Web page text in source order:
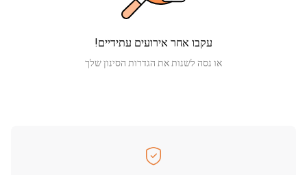
עקבו אחר אירועים עתידיים!
או נסה לשנות את הגדרות הסינון שלך